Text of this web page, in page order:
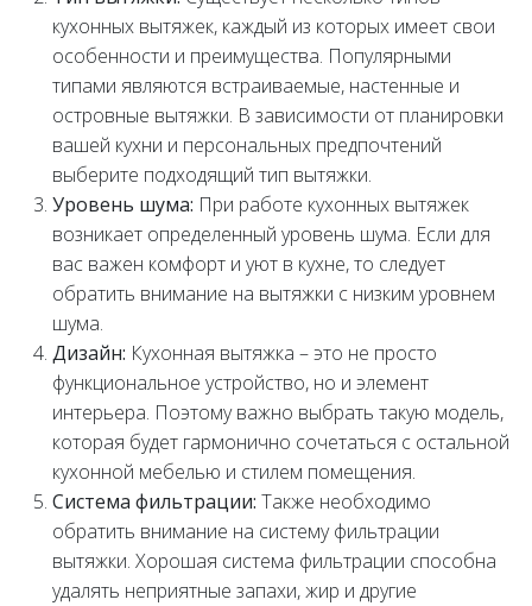
кухонных вытяжек, каждый из которых имеет свои
особенности и преимущества. Популярными
типами являются встраиваемые, настенные и
островные вытяжки. В зависимости от планировки
вашей кухни и персональных предпочтений
выберите подходящий тип вытяжки.
Уровень шума: При работе кухонных вытяжек
возникает определенный уровень шума. Если для
вас важен комфорт и уют в кухне, то следует
обратить внимание на вытяжки с низким уровнем
шума.
Дизайн: Кухонная вытяжка – это не просто
функциональное устройство, но и элемент
интерьера. Поэтому важно выбрать такую модель,
которая будет гармонично сочетаться с остальной
кухонной мебелью и стилем помещения.
Система фильтрации: Также необходимо
обратить внимание на систему фильтрации
вытяжки. Хорошая система фильтрации способна
удалять неприятные запахи, жир и другие